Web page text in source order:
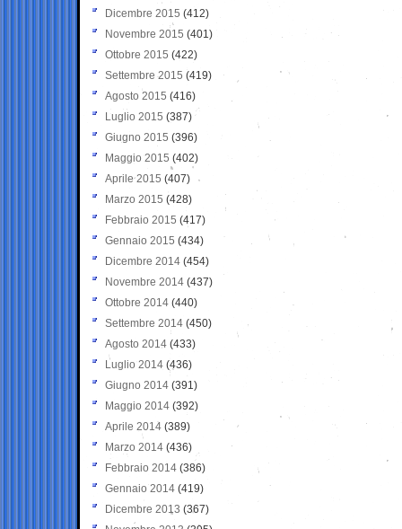
Dicembre 2015 (412)
Novembre 2015 (401)
Ottobre 2015 (422)
Settembre 2015 (419)
Agosto 2015 (416)
Luglio 2015 (387)
Giugno 2015 (396)
Maggio 2015 (402)
Aprile 2015 (407)
Marzo 2015 (428)
Febbraio 2015 (417)
Gennaio 2015 (434)
Dicembre 2014 (454)
Novembre 2014 (437)
Ottobre 2014 (440)
Settembre 2014 (450)
Agosto 2014 (433)
Luglio 2014 (436)
Giugno 2014 (391)
Maggio 2014 (392)
Aprile 2014 (389)
Marzo 2014 (436)
Febbraio 2014 (386)
Gennaio 2014 (419)
Dicembre 2013 (367)